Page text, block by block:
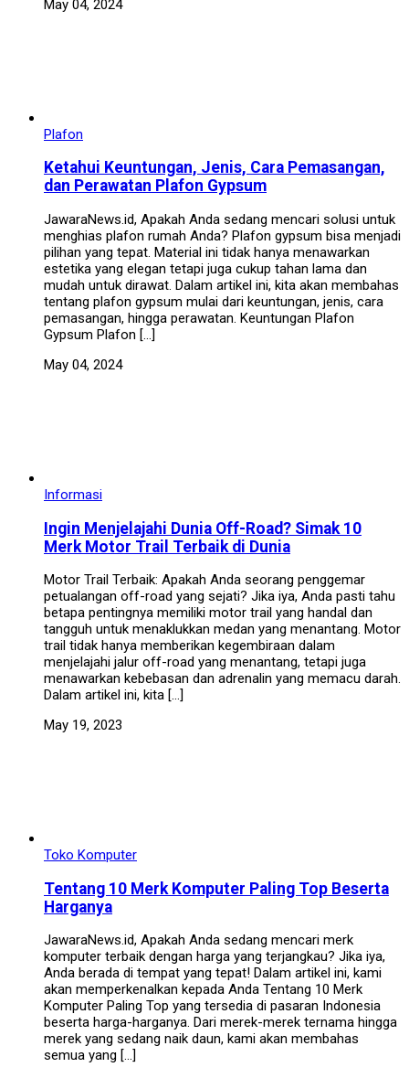
May 04, 2024
Plafon
Ketahui Keuntungan, Jenis, Cara Pemasangan,
dan Perawatan Plafon Gypsum
JawaraNews.id, Apakah Anda sedang mencari solusi untuk
menghias plafon rumah Anda? Plafon gypsum bisa menjadi
pilihan yang tepat. Material ini tidak hanya menawarkan
estetika yang elegan tetapi juga cukup tahan lama dan
mudah untuk dirawat. Dalam artikel ini, kita akan membahas
tentang plafon gypsum mulai dari keuntungan, jenis, cara
pemasangan, hingga perawatan. Keuntungan Plafon
Gypsum Plafon […]
May 04, 2024
Informasi
Ingin Menjelajahi Dunia Off-Road? Simak 10
Merk Motor Trail Terbaik di Dunia
Motor Trail Terbaik: Apakah Anda seorang penggemar
petualangan off-road yang sejati? Jika iya, Anda pasti tahu
betapa pentingnya memiliki motor trail yang handal dan
tangguh untuk menaklukkan medan yang menantang. Motor
trail tidak hanya memberikan kegembiraan dalam
menjelajahi jalur off-road yang menantang, tetapi juga
menawarkan kebebasan dan adrenalin yang memacu darah.
Dalam artikel ini, kita […]
May 19, 2023
Toko Komputer
Tentang 10 Merk Komputer Paling Top Beserta
Harganya
JawaraNews.id, Apakah Anda sedang mencari merk
komputer terbaik dengan harga yang terjangkau? Jika iya,
Anda berada di tempat yang tepat! Dalam artikel ini, kami
akan memperkenalkan kepada Anda Tentang 10 Merk
Komputer Paling Top yang tersedia di pasaran Indonesia
beserta harga-harganya. Dari merek-merek ternama hingga
merek yang sedang naik daun, kami akan membahas
semua yang […]